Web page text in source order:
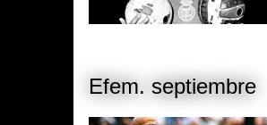
Efem. septiembre